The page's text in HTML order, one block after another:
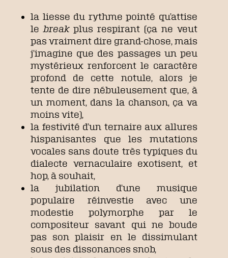
la liesse du rythme pointé qu’attise
le breakplus respirant (ça ne veut
pas vraiment dire grand-chose, mais
j’imagine que des passages un peu
mystérieux renforcent le caractère
profond de cette notule, alors je
tente de dire nébuleusement que, à
un moment, dans la chanson, ça va
moins vite),
la festivité d’un ternaire aux allures
hispanisantes que les mutations
vocales sans doute très typiques du
dialecte vernaculaire exotisent, et
hop, à souhait,
la jubilation d’une musique
populaire réinvestie avec une
modestie polymorphe par le
compositeur savant qui ne boude
pas son plaisir en le dissimulant
sous des dissonances snob,